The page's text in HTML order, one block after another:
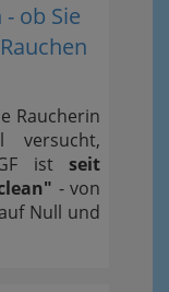
ob Sie
Raucherin
ist seit
- von
Null und